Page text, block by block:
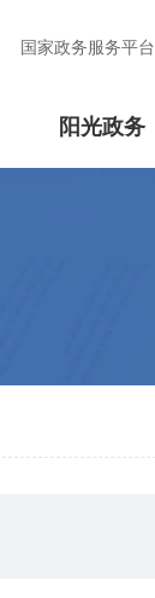
国家政务服务平台
阳光政务